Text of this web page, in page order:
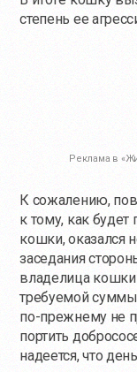
степень ее
Реклама в
К сожалению,
к тому, как
кошки, оказался
заседания
владелица кошки
требуемой
по-прежнемуне
портить
надеется, что